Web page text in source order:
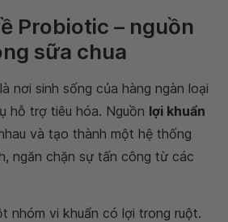
Probiotic – nguồn
sữa chua
nơi sinh sống của hàng ngàn loại
hỗ trợ tiêu hóa. Nguồn lợi khuẩn
và tạo thành một hệ thống
ngăn chặn sự tấn công từ các
nhóm vi khuẩn có lợi trong ruột.